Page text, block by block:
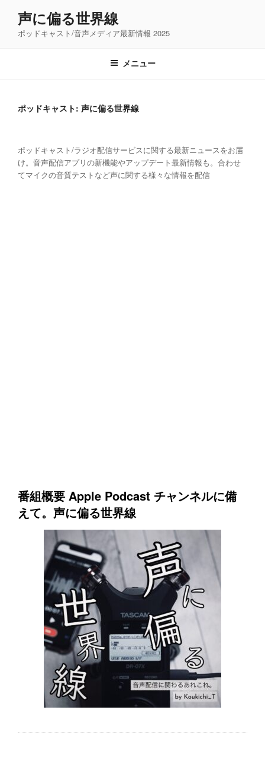
声に偏る世界線
ポッドキャスト/音声メディア最新情報 2025
メニュー
ポッドキャスト: 声に偏る世界線
ポッドキャスト/ラジオ配信サービスに関する最新ニュースをお届
け。音声配信アプリの新機能やアップデート最新情報も。合わせ
てマイクの音質テストなど声に関する様々な情報を配信
番組概要 Apple Podcast チャンネルに備
えて。声に偏る世界線